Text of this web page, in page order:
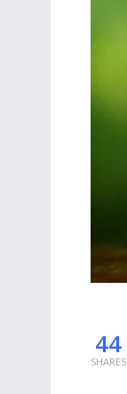
44
SHARES